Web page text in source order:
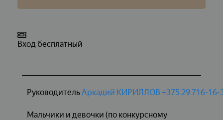
Вход бесплатный
РуководительАркадий КИРИЛЛОВ +375 29 716-16-
Мальчики и девочки (по конкурсному